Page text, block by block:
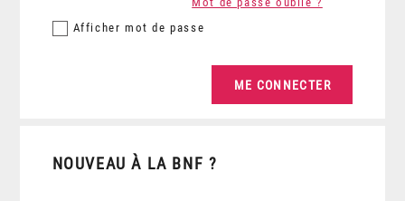
Afficher mot de passe
NOUVEAU À LA BNF ?